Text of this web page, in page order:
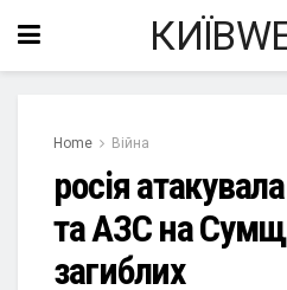
Home Війна
росія
та АЗС на
загиблих